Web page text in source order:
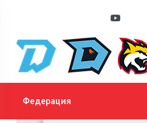
Федерация